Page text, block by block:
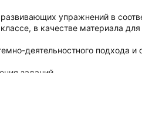
упражнений в
в качестве материала
деятельностного подхода и
заданий.